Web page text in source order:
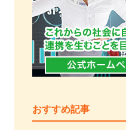
おすすめ記事